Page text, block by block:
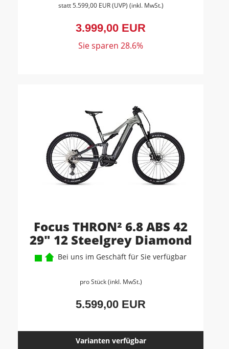
statt5.599,00 EUR(UVP) (inkl. MwSt.)
3.999,00 EUR
Sie sparen 28.6%
Focus THRON² 6.8 ABS 42
29" 12 Steelgrey Diamond
Bei uns im Geschäft für Sie verfügbar
pro Stück (inkl. MwSt.)
5.599,00 EUR
Varianten verfügbar